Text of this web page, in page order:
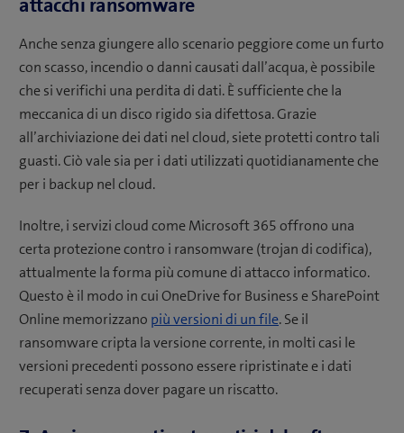
Anche senza giungere allo scenario peggiore come un furto
con scasso, incendio o danni causati dall’acqua, è possibile
che si verifichi una perdita di dati. È sufficiente che la
meccanica di un disco rigido sia difettosa. Grazie
all’archiviazione dei dati nel cloud, siete protetti contro tali
guasti. Ciò vale sia per i dati utilizzati quotidianamente che
per i backup nel cloud.
Inoltre, i servizi cloud come Microsoft 365 offrono una
certa protezione contro i ransomware (trojan di codifica),
attualmente la forma più comune di attacco informatico.
Questo è il modo in cui OneDrive for Business e SharePoint
Online memorizzano più versioni di un file. Se il
ransomware cripta la versione corrente, in molti casi le
versioni precedenti possono essere ripristinate e i dati
recuperati senza dover pagare un riscatto.